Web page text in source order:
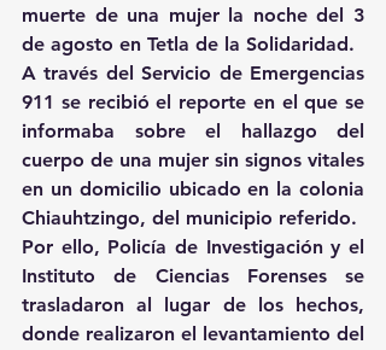
muerte de una mujer la noche del 3
de agosto en Tetla de la Solidaridad.
A través del Servicio de Emergencias
911 se recibió el reporte en el que se
informaba sobre el hallazgo del
cuerpo de una mujer sin signos vitales
en un domicilio ubicado en la colonia
Chiauhtzingo, del municipio referido.
Por ello, Policía de Investigación y el
Instituto de Ciencias Forenses se
trasladaron al lugar de los hechos,
donde realizaron el levantamiento del